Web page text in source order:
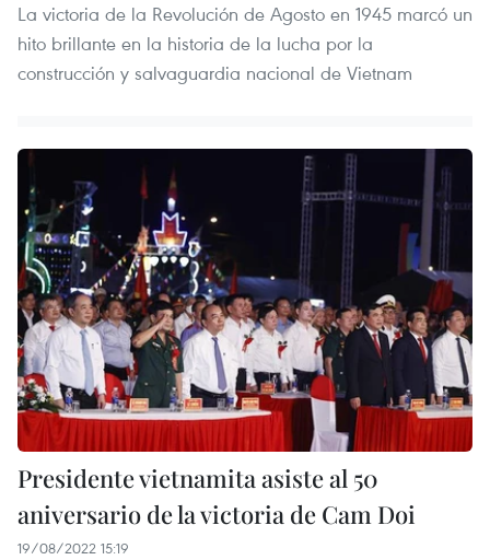
La victoria de la Revolución de Agosto en 1945 marcó un
hito brillante en la historia de la lucha por la
construcción y salvaguardia nacional de Vietnam
Presidente vietnamita asiste al 50
aniversario de la victoria de Cam Doi
19/08/2022 15:19